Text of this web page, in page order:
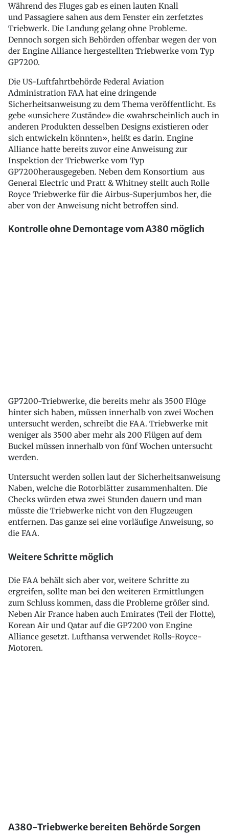
Während des Fluges gab es einen lauten Knall
und Passagiere sahen aus dem Fenster ein zerfetztes
Triebwerk. Die Landung gelang ohne Probleme.
Dennoch sorgen sich Behörden offenbar wegen der von
der Engine Alliance hergestellten Triebwerke vom Typ
GP7200.
Die US-Luftfahrtbehörde Federal Aviation
Administration FAA hat eine dringende
Sicherheitsanweisung zu dem Thema veröffentlicht. Es
gebe «unsichere Zustände» die «wahrscheinlich auch in
anderen Produkten desselben Designs existieren oder
sich entwickeln könnten», heißt es darin. Engine
Alliance hatte bereits zuvor eine Anweisung zur
Inspektion der Triebwerke vom Typ
GP7200herausgegeben. Neben dem Konsortium aus
General Electric und Pratt & Whitney stellt auch Rolle
Royce Triebwerke für die Airbus-Superjumbos her, die
aber von der Anweisung nicht betroffen sind.
Kontrolle ohne Demontage vom A380 möglich
GP7200-Triebwerke, die bereits mehr als 3500 Flüge
hinter sich haben, müssen innerhalb von zwei Wochen
untersucht werden, schreibt die FAA. Triebwerke mit
weniger als 3500 aber mehr als 200 Flügen auf dem
Buckel müssen innerhalb von fünf Wochen untersucht
werden.
Untersucht werden sollen laut der Sicherheitsanweisung
Naben, welche die Rotorblätter zusammenhalten. Die
Checks würden etwa zwei Stunden dauern und man
müsste die Triebwerke nicht von den Flugzeugen
entfernen. Das ganze sei eine vorläufige Anweisung, so
die FAA.
Weitere Schritte möglich
Die FAA behält sich aber vor, weitere Schritte zu
ergreifen, sollte man bei den weiteren Ermittlungen
zum Schluss kommen, dass die Probleme größer sind.
Neben Air France haben auch Emirates (Teil der Flotte),
Korean Air und Qatar auf die GP7200 von Engine
Alliance gesetzt. Lufthansa verwendet Rolls-Royce-
Motoren.
A380-Triebwerke bereiten Behörde Sorgen